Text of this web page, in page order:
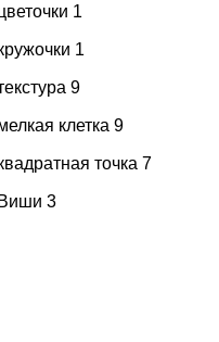
1
1
9
клетка 9
точка 7
3